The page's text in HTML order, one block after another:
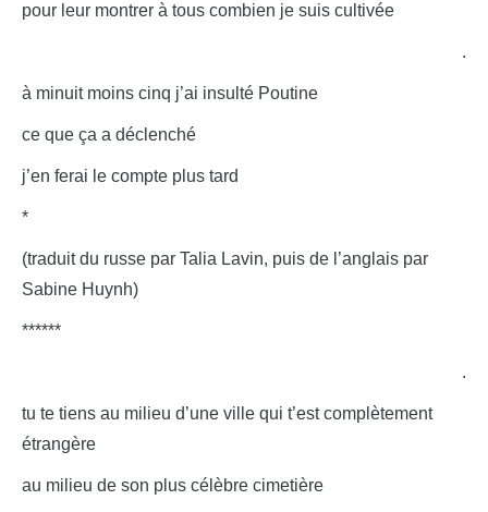
pour leur montrer à tous combien je suis cultivée
.
à minuit moins cinq j’ai insulté Poutine
ce que ça a déclenché
j’en ferai le compte plus tard
*
(traduit du russe par Talia Lavin, puis de l’anglais par
Sabine Huynh)
******
.
tu te tiens au milieu d’une ville qui t’est complètement
étrangère
au milieu de son plus célèbre cimetière